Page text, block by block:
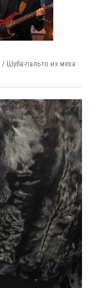
/ Шуба-пальто из меха